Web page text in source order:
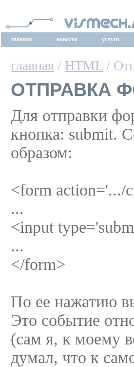
главная новости услуги
главная / HTML /
ОТПРАВКА
Для отправки
кнопка: submit.
образом:
<form action='.../
...
<input
...
</form>
По ее нажатию
Это событие
(сам я, к моему
думал, что к